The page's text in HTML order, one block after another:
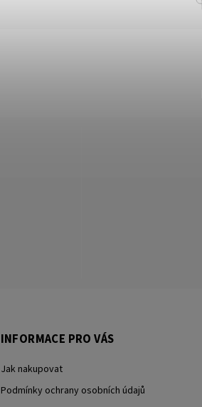
INFORMACE PRO VÁS
Jak nakupovat
Podmínky ochrany osobních údajů